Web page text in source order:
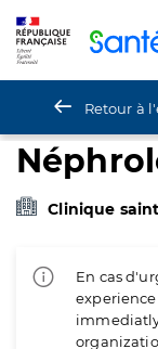
Retour à
Clinique
En cas